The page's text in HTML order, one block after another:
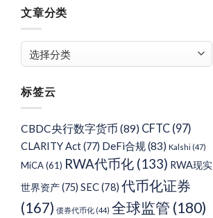
文章分类
章
类
标签云
CBDC央行数字货币 (89) CFTC (97)
CLARITY Act(77) DeFi合规(83) Kalshi (47)
MiCA(61) RWA代币化 (133) RWA现实
世界资产(75) SEC(78) 代币化证券
(167) 债券代币化 (44) 全球监管 (180)